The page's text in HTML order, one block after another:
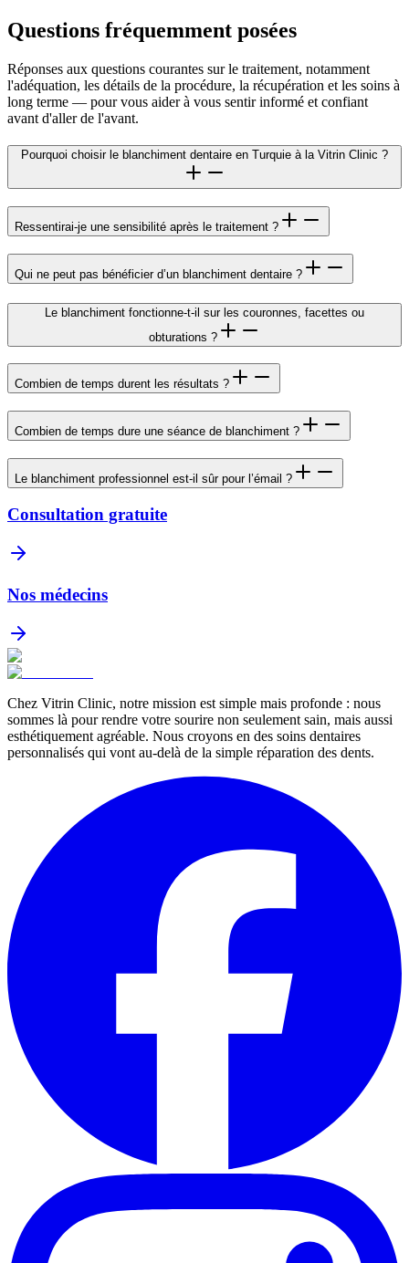
Questions fréquemment posées
Réponses aux questions courantes sur le traitement, notamment
l'adéquation, les détails de la procédure, la récupération et les soins à
long terme — pour vous aider à vous sentir informé et confiant
avant d'aller de l'avant.
Pourquoi choisir le blanchiment dentaire en Turquie à la Vitrin Clinic ?
Ressentirai-je une sensibilité après le traitement ?
Qui ne peut pas bénéficier d’un blanchiment dentaire ?
Le blanchiment fonctionne-t-il sur les couronnes, facettes ou
obturations ?
Combien de temps durent les résultats ?
Combien de temps dure une séance de blanchiment ?
Le blanchiment professionnel est-il sûr pour l’émail ?
Consultation gratuite
Nos médecins
Chez Vitrin Clinic, notre mission est simple mais profonde : nous
sommes là pour rendre votre sourire non seulement sain, mais aussi
esthétiquement agréable. Nous croyons en des soins dentaires
personnalisés qui vont au-delà de la simple réparation des dents.